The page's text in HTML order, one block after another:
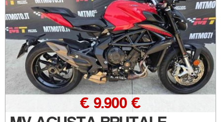
€ 9.900 €